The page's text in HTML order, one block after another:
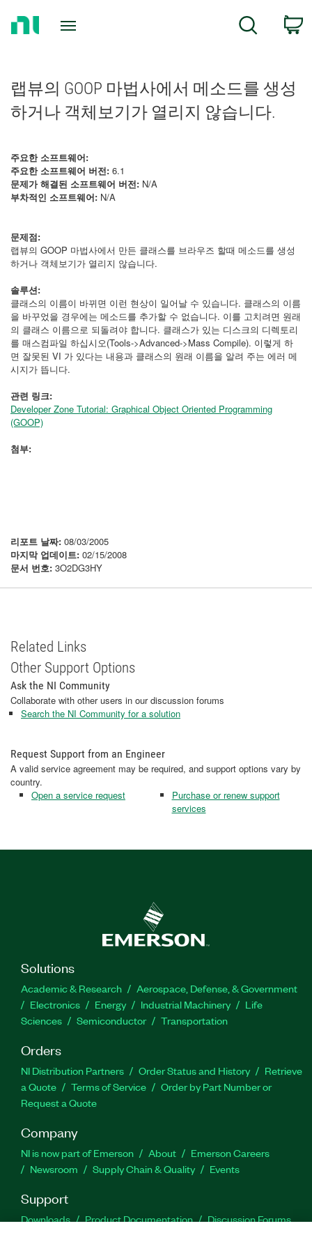
Search
랩뷰의 GOOP 마법사에서 메소드를 생성
하거나 객체보기가 열리지 않습니다.
주요한 소프트웨어:
주요한 소프트웨어 버전: 6.1
문제가 해결된 소프트웨어 버전: N/A
부차적인 소프트웨어: N/A
문제점:
랩뷰의 GOOP 마법사에서 만든 클래스를 브라우즈 할때 메소드를 생성
하거나 객체보기가 열리지 않습니다.
솔루션:
클래스의 이름이 바뀌면 이런 현상이 일어날 수 있습니다. 클래스의 이름
을 바꾸었을 경우에는 메소드를 추가할 수 없습니다. 이를 고치려면 원래
의 클래스 이름으로 되돌려야 합니다. 클래스가 있는 디스크의 디렉토리
를 매스컴파일 하십시오(Tools->Advanced->Mass Compile). 이렇게 하
면 잘못된 VI 가 있다는 내용과 클래스의 원래 이름을 알려 주는 에러 메
시지가 뜹니다.
관련 링크:
Developer Zone Tutorial: Graphical Object Oriented Programming
(GOOP)
첨부:
리포트 날짜: 08/03/2005
마지막 업데이트: 02/15/2008
문서 번호: 3O2DG3HY
Related Links
Other Support Options
Ask the NI Community
Collaborate with other users in our discussion forums
Search the NI Community for a solution
Request Support from an Engineer
A valid service agreement may be required, and support options vary by
country.
Open a service request
Purchase or renew support
services
Solutions
Academic & Research
Aerospace, Defense, & Government
Electronics
Energy Industrial Machinery
Life
Sciences
Semiconductor Transportation
Orders
NI Distribution Partners Order Status and History
Retrieve
a Quote
Terms of Service
Order by Part Number or
Request a Quote
Company
NI is now part of Emerson About
Emerson Careers
Newsroom
Supply Chain & Quality Events
Support
Downloads Product Documentation
Discussion Forums